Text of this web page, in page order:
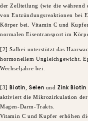
der Zellteilung (wie die während
von Entzündungsreaktionen bei
Körper bei. Vitamin C und
normalen Eisentransport im
[2] Salbei unterstützt das
hormonellem Ungleichgewicht.
Wechseljahre bei.
​[3] Biotin ,Selen undZink Biotin
aktiviert die Mikrozirkulation der
Magen-Darm-Trakts.
Vitamin C und Kupfer erhöhen